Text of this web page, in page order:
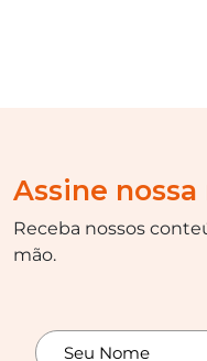
Assine
Receba nossos
mão.